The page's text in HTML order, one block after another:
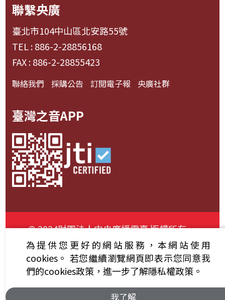
聯繫央廣
臺北市104中山區北安路55號
TEL : 886-2-28856168
FAX : 886-2-28855423
聯絡我們 採購公告 訂閱電子報 央廣社群
臺灣之音APP
© 2024財團法人中央廣播電臺 版權所有
資通安全政策聲明
服務條款 隱私權條款
為提供您更好的網站服務，本網站使用
cookies。 若您繼續瀏覽網頁即表示您同意我
們的cookies政策，進一步了解隱私權政策。
我了解